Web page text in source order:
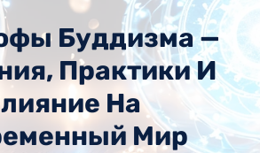
Буддизма —
Практики И
На
Мир